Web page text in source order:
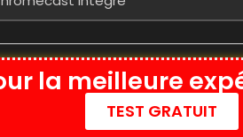
la meilleure
TEST GRATUIT